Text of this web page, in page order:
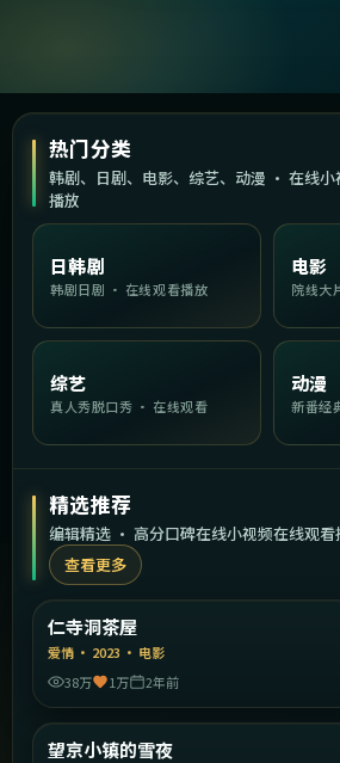
热门分类
韩剧、日剧、电影、综艺、动漫 · 在线
播放
日韩剧
韩剧日剧 · 在线观看播放
电影
院线大
综艺
真人秀脱口秀 · 在线观看
动漫
新番经
精选推荐
编辑精选 · 高分口碑在线小视频在线观看
查看更多
精选
仁寺洞茶屋
爱情 · 2023 · 电影
38万
1万 2年前
精选
望京小镇的雪夜